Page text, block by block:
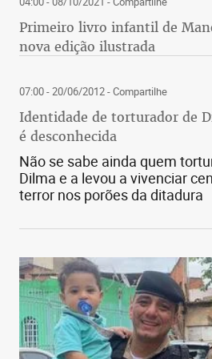
Primeiro livro infantil de
nova edição ilustrada
07:00 - 20/06/2012- Compartilhe
Identidade de torturador de
é desconhecida
Não se sabe ainda quem
Dilma e a levou a vivenciar
terror nos porões da ditadura